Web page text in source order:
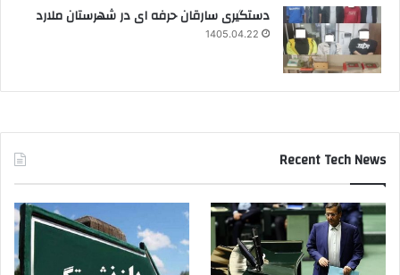
دستگیری سارقان حرفه ای در شهرستان ملارد
1405.04.22
Recent Tech News